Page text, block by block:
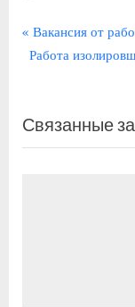
Навигация
по
П
р
ы
д
Вакансия от
С
д
у
Работа
Связанные